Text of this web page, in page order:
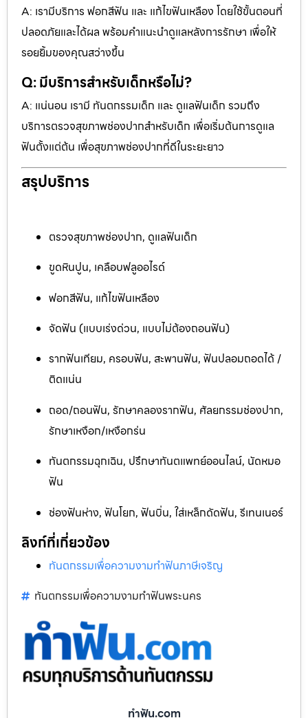
A: เรามีบริการ ฟอกสีฟัน และ แก้ไขฟันเหลือง โดยใช้ขั้นตอนที่
ปลอดภัยและได้ผล พร้อมคำแนะนำดูแลหลังการรักษา เพื่อให้
รอยยิ้มของคุณสว่างขึ้น
Q: มีบริการสำหรับเด็กหรือไม่?
A: แน่นอน เรามี ทันตกรรมเด็ก และ ดูแลฟันเด็ก รวมถึง
บริการตรวจสุขภาพช่องปากสำหรับเด็ก เพื่อเริ่มต้นการดูแล
ฟันตั้งแต่ต้น เพื่อสุขภาพช่องปากที่ดีในระยะยาว
สรุปบริการ
ตรวจสุขภาพช่องปาก, ดูแลฟันเด็ก
ขูดหินปูน, เคลือบฟลูออไรด์
ฟอกสีฟัน, แก้ไขฟันเหลือง
จัดฟัน (แบบเร่งด่วน, แบบไม่ต้องถอนฟัน)
รากฟันเทียม, ครอบฟัน, สะพานฟัน, ฟันปลอมถอดได้ /
ติดแน่น
ถอด/ถอนฟัน, รักษาคลองรากฟัน, ศัลยกรรมช่องปาก,
รักษาเหงือก/เหงือกร่น
ทันตกรรมฉุกเฉิน, ปรึกษาทันตแพทย์ออนไลน์, นัดหมอ
ฟัน
ช่องฟันห่าง, ฟันโยก, ฟันบิ่น, ใส่เหล็กดัดฟัน, รีเทนเนอร์
ลิงก์ที่เกี่ยวข้อง
ทันตกรรมเพื่อความงามทำฟันภาษีเจริญ
ทันตกรรมเพื่อความงามทำฟันพระนคร
ทําฟัน.com